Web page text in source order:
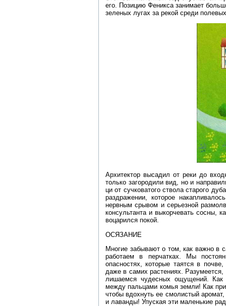
его. Позицию Феникса занимает
зеленых лугах за рекой среди
Архитектор высадил от реки до
только загородили вид, но и
ци от сучковатого ствола старого
раздражении, которое
нервным срывом и серьезной
консультанта и выкорчевать сосны,
воцарился покой.
ОСЯЗАНИЕ
Многие забывают о том, как важно в
работаем в перчатках. Мы
опасностях, которые таятся в
даже в самих растениях.
лишаемся чудесных ощущений. Как
между пальцами комья земли! Как
чтобы вдохнуть ее смолистый
и лаванды! Упуская эти маленькие